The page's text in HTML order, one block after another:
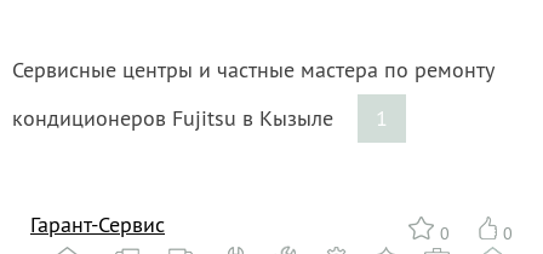
Сервисные центры и частные мастера по ремонту
кондиционеров Fujitsu в Кызыле
1
0 0
Гарант-Сервис